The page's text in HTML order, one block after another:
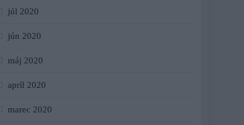
júl 2020
jún 2020
máj 2020
apríl 2020
marec 2020